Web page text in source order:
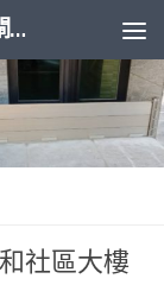
台北高高順隱形鐵窗.防霾紗網.防水閘門
社區大樓